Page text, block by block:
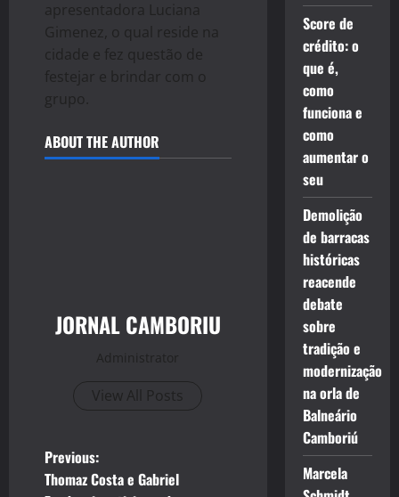
apresentadora Luciana
Gimenez, o qual reside na
cidade e fez questão de
festejar e brindar com o
grupo.
ABOUT THE AUTHOR
JORNAL CAMBORIU
Administrator
View All Posts
P
Previous:
Thomaz Costa e Gabriel
Score de
crédito: o
que é,
como
funciona e
como
aumentar o
seu
Demolição
de barracas
históricas
reacende
debate
sobre
tradição e
modernização
na orla de
Balneário
Camboriú
Marcela